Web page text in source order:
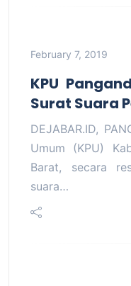
February 7, 2019
KPU
Surat Suara
DEJABAR.ID,
Umum (KPU)
Barat, secara
suara…